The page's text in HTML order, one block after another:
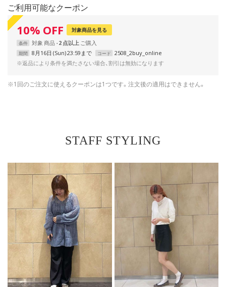
ご利用可能なクーポン
10% OFF 対象商品を見る
条件 対象商品 2 点以上
期間 8月16日 (Sun) 23:59まで コード
2508_2buy_online
※返品により条件を満たさない場合、割引は無効になります
※1回のご注文に使えるクーポンは1つです。注文後の適用はできません。
STAFF STYLING